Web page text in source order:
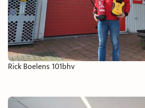
Rick Boelens 101bhv